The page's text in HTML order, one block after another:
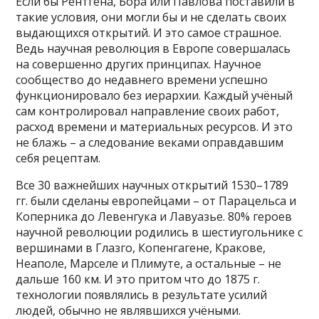
такие условия, они могли бы и не сделать своих
выдающихся открытий. И это самое страшное.
Ведь научная революция в Европе совершалась
на совершенно других принципах. Научное
сообщество до недавнего времени успешно
функционировало без иерархии. Каждый учёный
сам контролировал направление своих работ,
расход времени и материальных ресурсов. И это
не блажь – а следование веками оправдавшим
себя рецептам.
Все 30 важнейших научных открытий 1530–1789
гг. были сделаны европейцами – от Парацельса и
Коперника до Левенгука и Лавуазье. 80% героев
научной революции родились в шестиугольнике с
вершинами в Глазго, Копенгагене, Кракове,
Неаполе, Марселе и Плимуте, а остальные – не
дальше 160 км. И это притом что до 1875 г.
технологии появлялись в результате усилий
людей, обычно не являвшихся учёными.